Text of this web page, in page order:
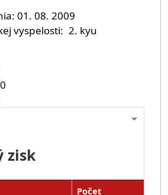
01. 08. 2009
vyspelosti
2. kyu
zisk
Počet